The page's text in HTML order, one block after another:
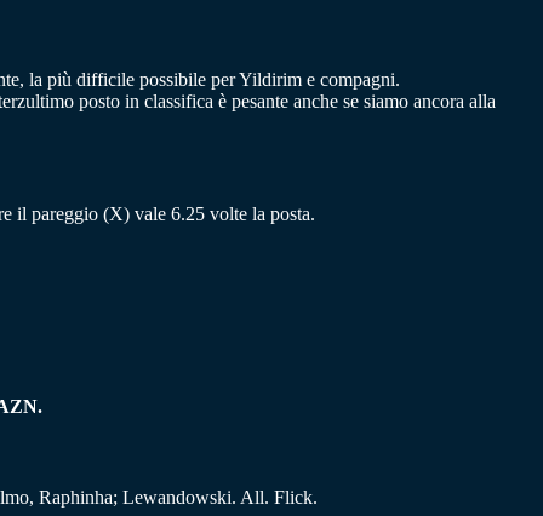
la più difficile possibile per Yildirim e compagni.
posto in classifica è pesante anche se siamo ancora alla
il pareggio (X) vale 6.25 volte la posta.
Raphinha; Lewandowski. All. Flick.